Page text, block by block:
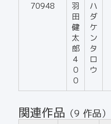
70948
羽
田
健
太
郎
４
０
０
ハ
ダ
ケ
ン
タ
ロ
ウ
関連作品 （9 作品）